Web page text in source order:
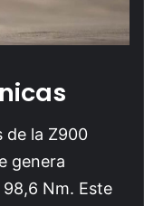
de la Z900
genera
Nm. Este